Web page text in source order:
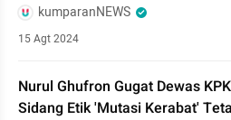
kumparanNEWS
15 Agt 2024
Nurul Ghufron Gugat Dewas
Sidang Etik 'Mutasi Kerabat'